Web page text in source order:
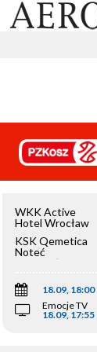
WKK Active
Hotel Wrocław
KSK Qemetica
Noteć
Inowrocław
18.09, 18:00
Emocje TV
18.09, 17:55